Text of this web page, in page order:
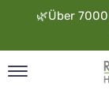
🌿Über